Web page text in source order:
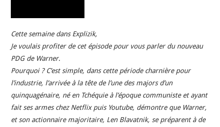
Cette semaine dans Explizik,
Je voulais profiter de cet épisode pour vous parler du nouveau
PDG de Warner.
Pourquoi ? C’est simple, dans cette période charnière pour
l’industrie, l’arrivée à la tête de l’une des majors d’un
quinquagénaire, né en Tchéquie à l’époque communiste et ayant
fait ses armes chez Netflix puis Youtube, démontre que Warner,
et son actionnaire majoritaire, Len Blavatnik, se préparent à de